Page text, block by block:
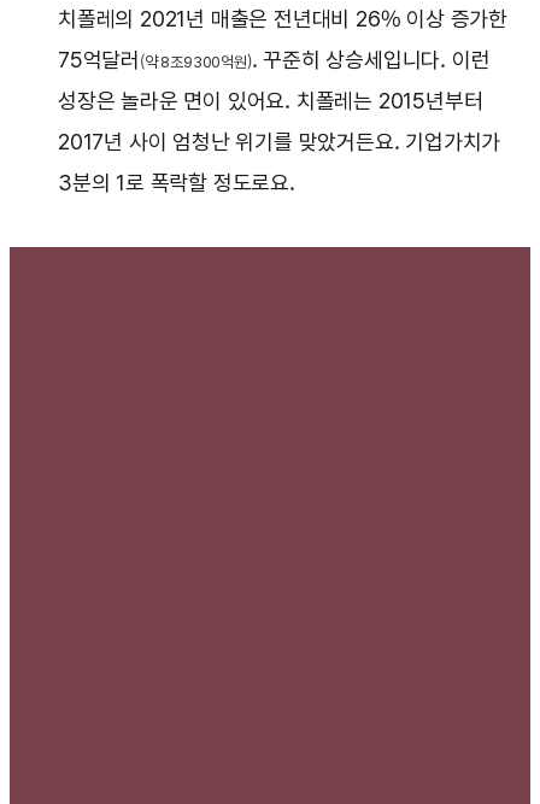
치폴레의 2021년 매출은 전년대비 26% 이상 증가한
75억달러 (약 8조9300억원). 꾸준히 상승세입니다. 이런
성장은 놀라운 면이 있어요. 치폴레는 2015년부터
2017년 사이 엄청난 위기를 맞았거든요. 기업가치가
3분의 1로 폭락할 정도로요.